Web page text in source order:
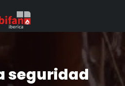
seguridad